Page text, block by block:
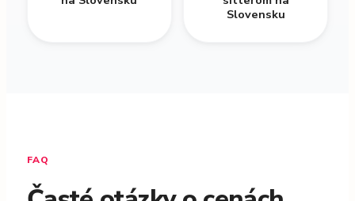
Slovensku
FAQ